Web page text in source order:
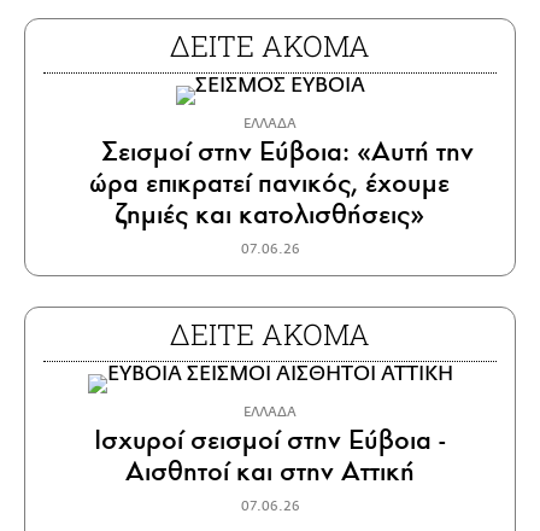
ΔΕΙΤΕ ΑΚΟΜΑ
ΕΛΛΑΔΑ
Σεισμοί στην Εύβοια: «Αυτή την
ώρα επικρατεί πανικός, έχουμε
ζημιές και κατολισθήσεις»
07.06.26
ΔΕΙΤΕ ΑΚΟΜΑ
ΕΛΛΑΔΑ
Ισχυροί σεισμοί στην Εύβοια -
Αισθητοί και στην Αττική
07.06.26